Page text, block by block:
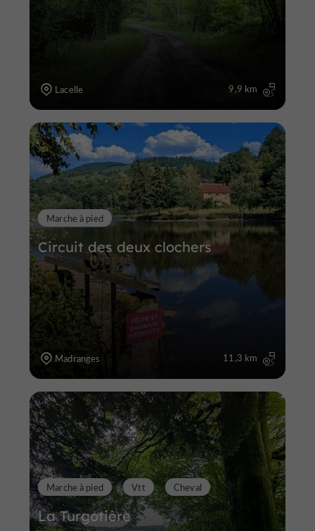
Lacelle 9,9 km
Circuit des deux clochers
Marche à pied
Madranges 11,3 km
La Turgotière
Marche à pied Vtt Cheval